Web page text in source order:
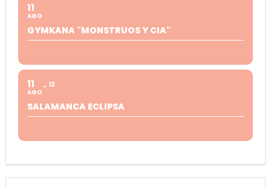
11
AGO
GYMKANA "MONSTRUOS Y CIA"
11
AGO
12
SALAMANCA ECLIPSA